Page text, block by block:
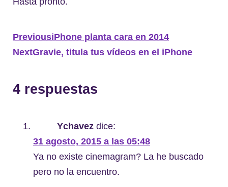
PreviousiPhone planta cara en 2014
NextGravie, titula tus vídeos en el iPhone
4 respuestas
Ychavez dice:
31 agosto, 2015 a las 05:48
Ya no existe cinemagram? La he buscado
pero no la encuentro.